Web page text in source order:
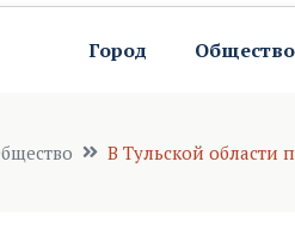
Город Общество
В Тульской области